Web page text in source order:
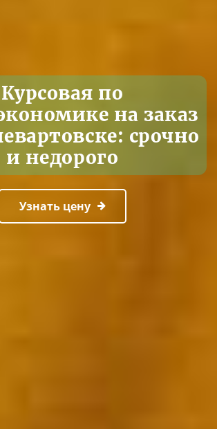
Курсовая по
на заказ
срочно
и недорого
Узнать цену